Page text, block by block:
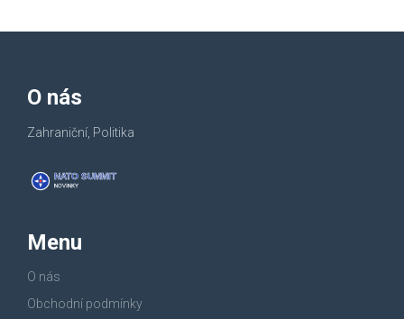
O nás
Zahraniční, Politika
Menu
O nás
Obchodní podmínky